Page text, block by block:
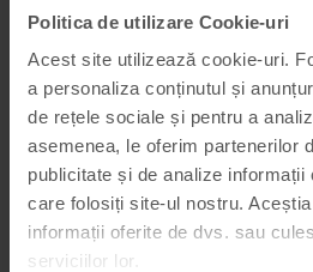
Politica de utilizare Cookie-uri
Acest site utilizează cookie-uri.
a personaliza conținutul și
de rețele sociale și pentru a
asemenea, le oferim partenerilor
publicitate și de analize
care folosiți site-ul nostru.
informații oferite de dvs. sau
serviciilor lor.
5/5 Review verificat
Am comandat telefonul de pe flip,
nu are nici o zgârietură pe ecran
bateria am cumpărat o de la ei
foarte mulțumit! Recomand!!!!!